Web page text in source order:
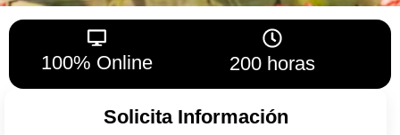
100% Online 200 horas
Solicita Información